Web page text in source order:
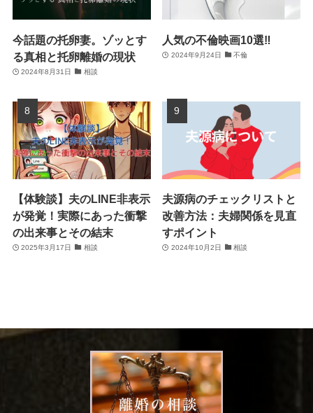
今話題の托卵妻。ゾッとす
る真相と托卵離婚の現状
2024年8月31日 相談
人気の不倫映画10選‼
2024年9月24日 不倫
【体験談】夫のLINE非表示
が発覚！実際にあった衝撃
の出来事とその結末
2025年3月17日 相談
夫源病のチェックリストと
改善方法：夫婦関係を見直
すポイント
2024年10月2日 相談